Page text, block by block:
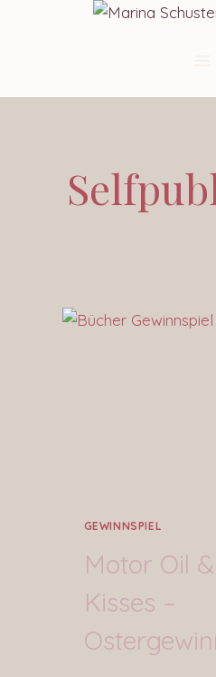
GEWINNSPIEL
Motor Oil
Kisses –